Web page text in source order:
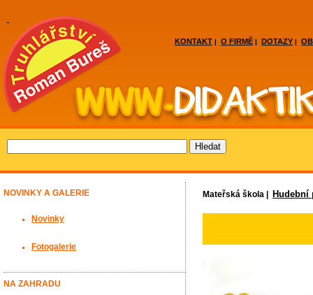
KONTAKT | O FIRMĚ | DOTAZY |
Mateřská škola | Hudební
NOVINKY A GALERIE
Novinky
Fotogalerie
NA ZAHRADU